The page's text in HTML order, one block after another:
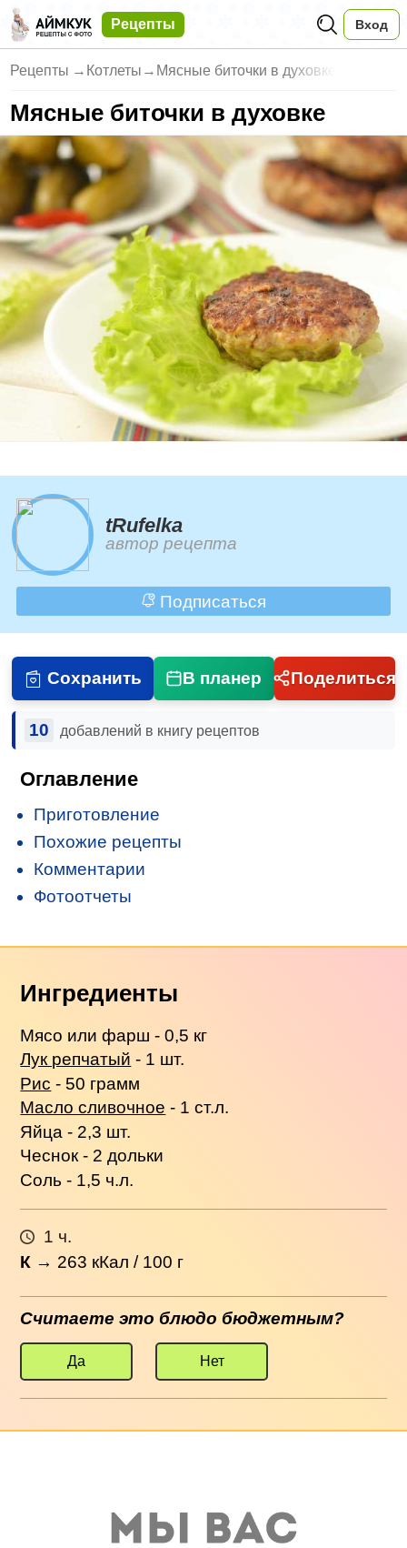
Рецепты Вход
Рецепты → Котлеты → Мясные биточки в духовке
Мясные биточки в духовке
tRufelka
автор рецепта
Подписаться
Сохранить В планер Поделиться
10 добавлений в книгу рецептов
Оглавление
Приготовление
Похожие рецепты
Комментарии
Фотоотчеты
Ингредиенты
Мясо или фарш - 0,5 кг
Лук репчатый - 1 шт.
Рис - 50 грамм
Масло сливочное - 1 ст.л.
Яйца - 2,3 шт.
Чеснок - 2 дольки
Соль - 1,5 ч.л.
1 ч.
К → 263 кКал / 100 г
Считаете это блюдо бюджетным?
Да Нет